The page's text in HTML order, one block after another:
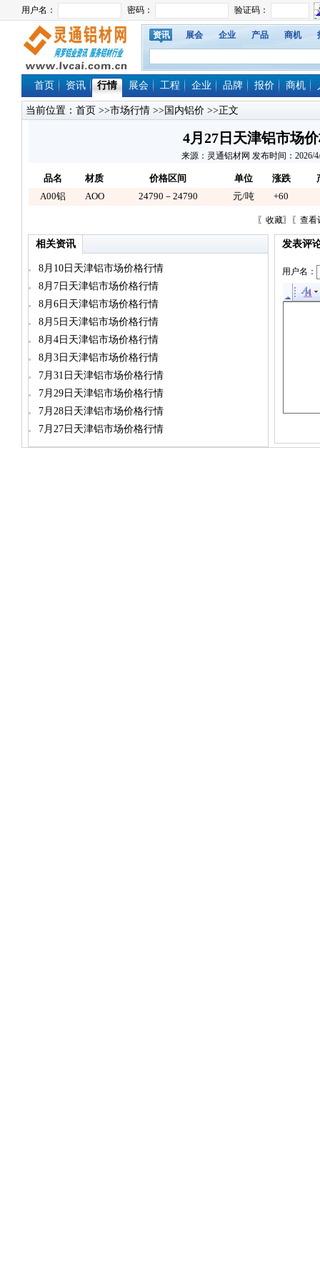
资讯 展会 企业 产品 商机
首页 资讯 行情 展会 工程 企业 品牌 报价 商机
当前位置： 首页 >>市场行情 >>国内铝价 >>正文
4月27日天津铝市场
来源：灵通铝材网 发布时间：2026/
品名 材质 价格区间 单位 涨跌
A00铝
AOO 24790－24790 元/吨 +60
〖 收藏〗〖 查看
相关资讯
8月10日天津铝市场价格行情
8月7日天津铝市场价格行情
8月6日天津铝市场价格行情
8月5日天津铝市场价格行情
8月4日天津铝市场价格行情
8月3日天津铝市场价格行情
7月31日天津铝市场价格行情
7月29日天津铝市场价格行情
7月28日天津铝市场价格行情
7月27日天津铝市场价格行情
发表评
用户名：